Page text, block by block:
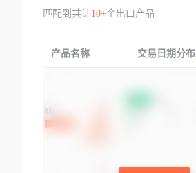
匹配到共计10+个出口产品
产品名称 交易日期分布